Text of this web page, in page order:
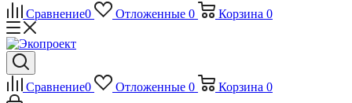
Сравнение0 Отложенные 0 Корзина 0
Сравнение0 Отложенные 0 Корзина 0